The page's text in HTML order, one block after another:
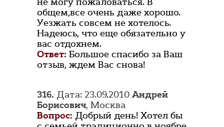
общем,все очень даже хорошо.
Уезжать совсем не хотелось.
Надеюсь, что еще обязательно у
вас отдохнем.
Ответ: Большое спасибо за Ваш
отзыв, ждем Вас снова!
316. Дата: 23.09.2010Андрей
Борисович, Москва
Вопрос: Добрый день! Хотел бы